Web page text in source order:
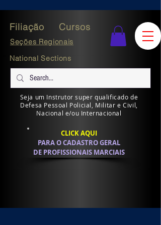
Filiação Cursos
Seções Regionais
National Sections
Seja um Instrutor super qualificado de
Defesa Pessoal Policial, Militar e Civil,
Nacional e/ou Internacional
CLICK AQUI
PARA O CADASTRO GERAL
DE PROFISSIONAIS MARCIAIS